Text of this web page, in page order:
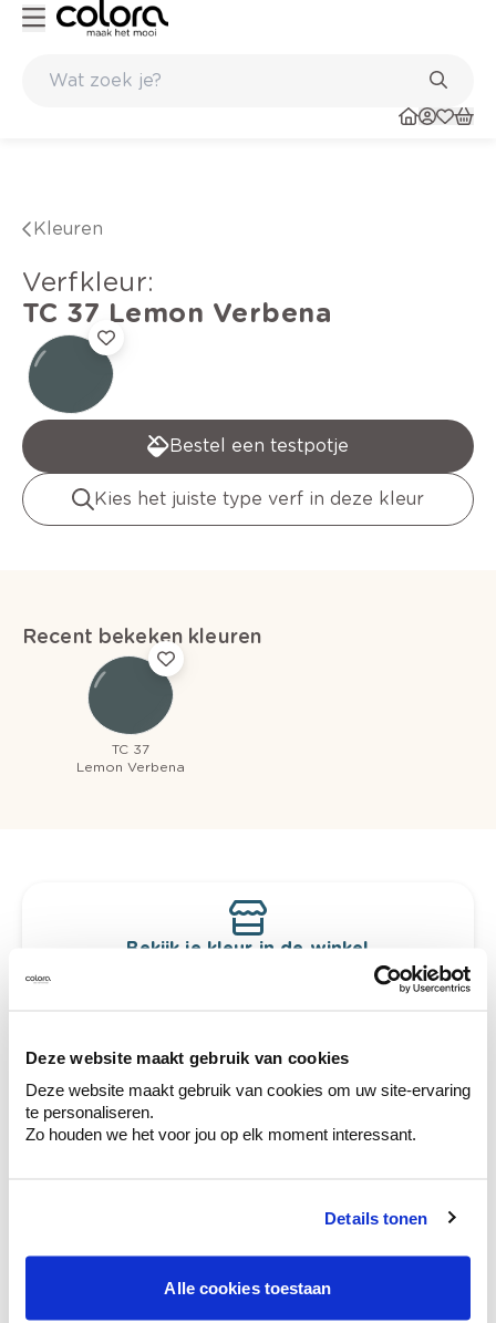
Deze website maakt gebruik van cookies
Deze website maakt gebruik van cookies om uw site-ervaring
te personaliseren.
Zo houden we het voor jou op elk moment interessant.
Details tonen
Alle cookies toestaan
Kleuren
verfkleur:
TC 37 Lemon Verbena
Bestel een testpotje
Kies het juiste type verf in deze kleur
Recent bekeken kleuren
TC 37
Lemon Verbena
Bekijk je kleur in de winkel
Ontdek er kleurechte stalen van je
te verfijnen.
Krijg persoonlijk advies om kleuren te
combineren.